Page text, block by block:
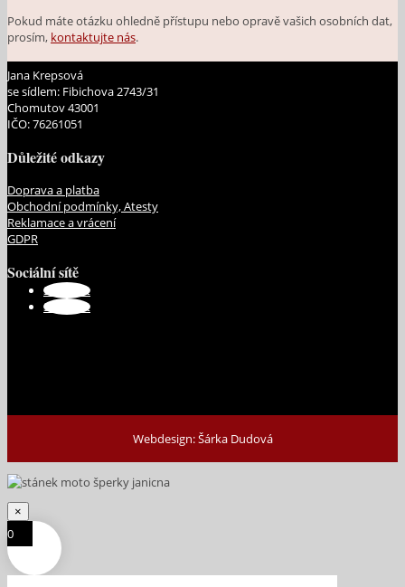
Pokud máte otázku ohledně přístupu nebo opravě vašich osobních dat,
prosím, kontaktujte nás.
Jana Krepsová
se sídlem: Fibichova 2743/31
Chomutov 43001
IČO: 76261051
Důležité odkazy
Doprava a platba
Obchodní podmínky, Atesty
Reklamace a vrácení
GDPR
Sociální sítě
Sledovat
Sledovat
Webdesign: Šárka Dudová
×
0